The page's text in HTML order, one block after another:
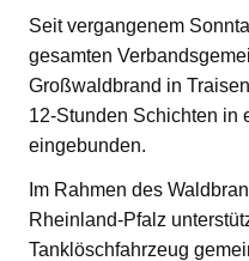
Seit vergangenem
gesamten
Großwaldbrand in
12-Stunden Schichten in
eingebunden.
Im Rahmen des
Rheinland-Pfalz
Tanklöschfahrzeug